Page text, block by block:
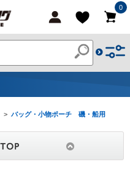
0
> バッグ・小物ポーチ 磯・船用